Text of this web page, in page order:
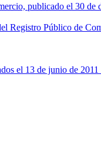
publicado el 30
Registro Público de
el 13 de junio de